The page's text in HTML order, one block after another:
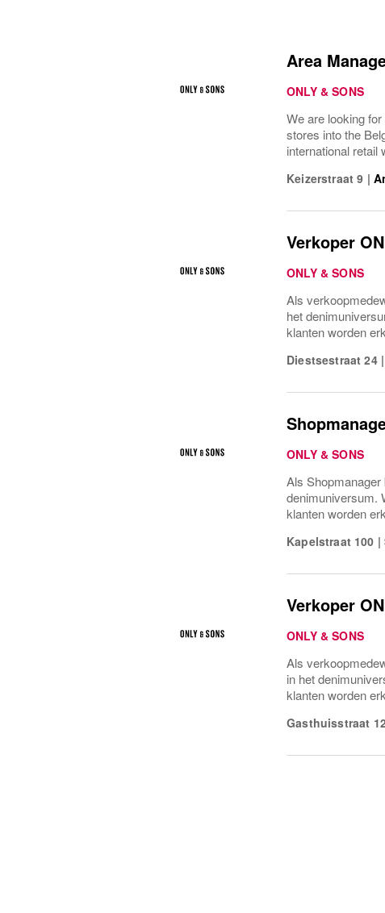
Area
ONLY & SONS
We are looking
stores into the
international retail
Keizerstraat 9 |
Verkoper
ONLY & SONS
Als
het
klanten worden
Diestsestraat 24 |
ONLY & SONS
Als
denimuniversum.
klanten worden
Kapelstraat 100 |
Verkoper
ONLY & SONS
Als
in het
klanten worden
Gasthuisstraat 12